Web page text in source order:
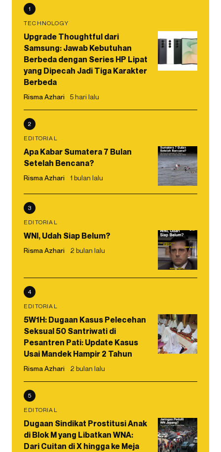
1
TECHNOLOGY
Upgrade Thoughtful dari
Samsung: Jawab Kebutuhan
Berbeda dengan Series HP Lipat
yang Dipecah Jadi Tiga Karakter
Berbeda
Risma Azhari 5 hari lalu
2
EDITORIAL
Apa Kabar Sumatera 7 Bulan
Setelah Bencana?
Risma Azhari 1 bulan lalu
3
EDITORIAL
WNI, Udah Siap Belum?
Risma Azhari 2 bulan lalu
4
EDITORIAL
5W1H: Dugaan Kasus Pelecehan
Seksual 50 Santriwati di
Pesantren Pati: Update Kasus
Usai Mandek Hampir 2 Tahun
Risma Azhari 2 bulan lalu
5
EDITORIAL
Dugaan Sindikat Prostitusi Anak
di Blok M yang Libatkan WNA:
Dari Cuitan di X hingga ke Meja